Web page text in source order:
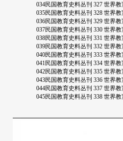
034民国教育史料丛刊 327 世界教育
035民国教育史料丛刊 328 世界教育
036民国教育史料丛刊 329 世界教育
037民国教育史料丛刊 330 世界教育
038民国教育史料丛刊 331 世界教育
039民国教育史料丛刊 332 世界教育
040民国教育史料丛刊 333 世界教育
041民国教育史料丛刊 334 世界教育
042民国教育史料丛刊 335 世界教育
043民国教育史料丛刊 336 世界教育
044民国教育史料丛刊 337 世界教育
045民国教育史料丛刊 338 世界教育